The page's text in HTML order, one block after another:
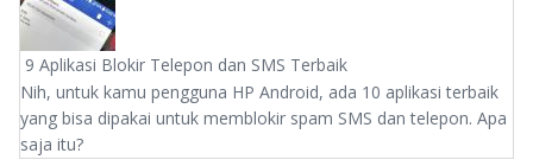
9 Aplikasi Blokir Telepon dan SMS Terbaik
Nih, untuk kamu pengguna HP Android, ada 10 aplikasi terbaik
yang bisa dipakai untuk memblokir spam SMS dan telepon. Apa
saja itu?